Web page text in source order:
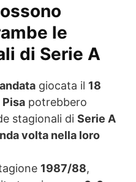
le
di Serie A
giocata il 18
Pisa potrebbero
stagionali di Serie A
volta nella loro
1987/88,